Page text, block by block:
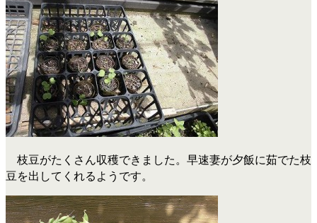
枝豆がたくさん収穫できました。早速妻が夕飯に茹でた枝
豆を出してくれるようです。